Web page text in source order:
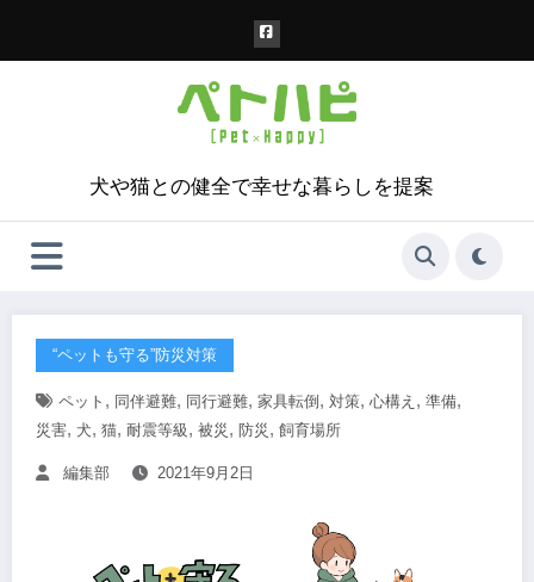
犬や猫との健全で幸せな暮らしを提案
“ペットも守る”防災対策
ペット , 同伴避難, 同行避難, 家具転倒 , 対策, 心構え , 準備,
災害, 犬, 猫, 耐震等級 , 被災 , 防災 , 飼育場所
編集部 2021年9月2日